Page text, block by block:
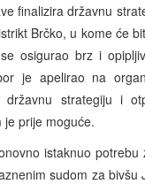
finalizira državnu
Brčko, u kome će
osigurao brz i
je apelirao na
strategiju i
je prije moguće.
istaknuo potrebu
sudom za bivšu